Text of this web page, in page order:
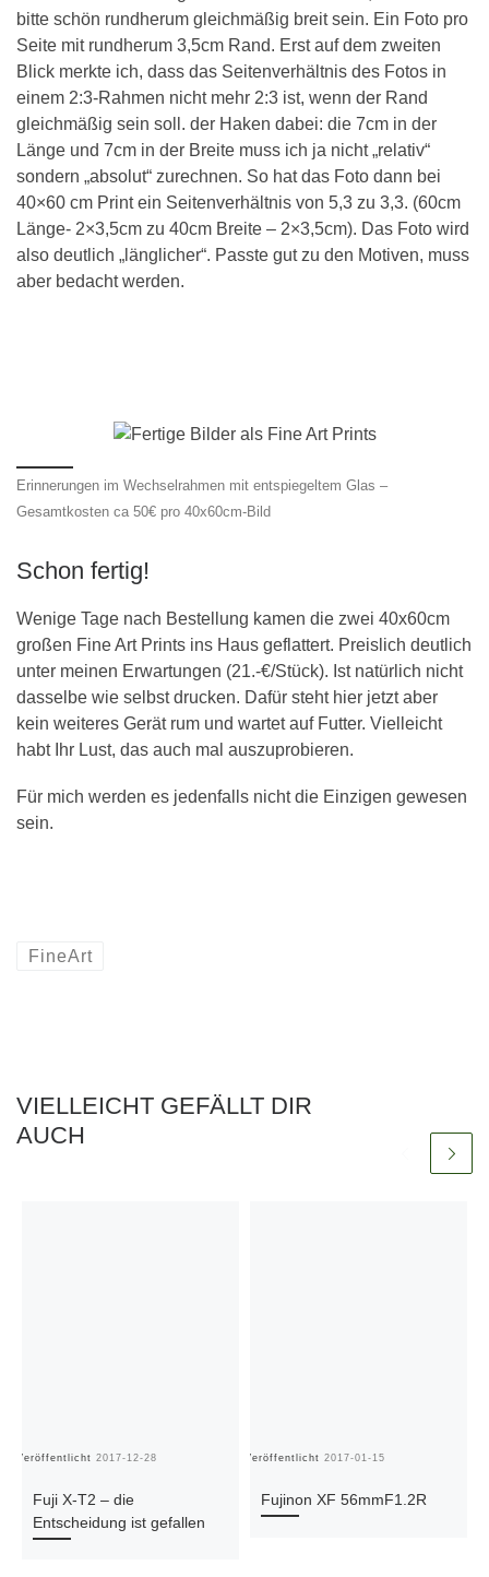
bitte schön rundherum gleichmäßig breit sein. Ein Foto pro
Seite mit rundherum 3,5cm Rand. Erst auf dem zweiten
Blick merkte ich, dass das Seitenverhältnis des Fotos in
einem 2:3-Rahmen nicht mehr 2:3 ist, wenn der Rand
gleichmäßig sein soll. der Haken dabei: die 7cm in der
Länge und 7cm in der Breite muss ich ja nicht „relativ“
sondern „absolut“ zurechnen. So hat das Foto dann bei
40×60 cm Print ein Seitenverhältnis von 5,3 zu 3,3. (60cm
Länge- 2×3,5cm zu 40cm Breite – 2×3,5cm). Das Foto wird
also deutlich „länglicher“. Passte gut zu den Motiven, muss
aber bedacht werden.
Erinnerungen im Wechselrahmen mit entspiegeltem Glas –
Gesamtkosten ca 50€ pro 40x60cm-Bild
Schon fertig!
Wenige Tage nach Bestellung kamen die zwei 40x60cm
großen Fine Art Prints ins Haus geflattert. Preislich deutlich
unter meinen Erwartungen (21.-€/Stück). Ist natürlich nicht
dasselbe wie selbst drucken. Dafür steht hier jetzt aber
kein weiteres Gerät rum und wartet auf Futter. Vielleicht
habt Ihr Lust, das auch mal auszuprobieren.
Für mich werden es jedenfalls nicht die Einzigen gewesen
sein.
FineArt
VIELLEICHT GEFÄLLT DIR
AUCH
Veröffentlicht2017-12-28
Fuji X-T2 – die
Entscheidung ist gefallen
Veröffentlicht2017-01-15
Fujinon XF 56mmF1.2R